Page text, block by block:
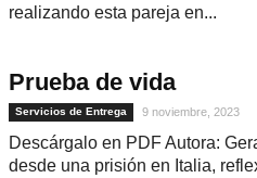
realizando esta pareja en...
Prueba de vida
Servicios de Entrega 9 noviembre, 2023
Descárgalo en PDF Autora:
desde una prisión en Italia,